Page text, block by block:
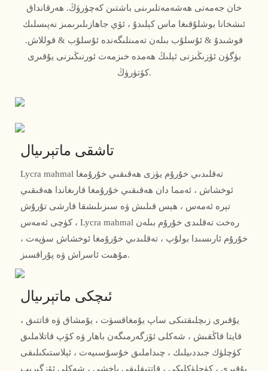
خان جەمەتى ھەشەمەتلىرىنى باشتىن كەچۈرۈڭ. ھەرقانداق
ئىشخانا بوشلۇقىغا ماس كېلىدۇ ، ئۆي جاھازىلىرىمىز نەپىسلىك
قوشىدۇ & ئۇسلۇب بىلەن تەمىنلىگەندە ئۇسلۇب & قوللاش.
بۈگۈن ئۆزىڭىزنى ئېلىڭ ھەمدە خىزمەت ئورنىڭىزنى يۇقىرى
كۆتۈرۈڭ.
تاشقى ماتېرىيال
Lycra mahmal تەقلىدىي خۇرۇم يۈزى ھەقىقىي خۇرۇمغا
ئوخشاش ، ئەمما دان ھەقىقىي خۇرۇمغا قارىغاندا ھەقىقىي
تېرە ئەمەس ، ھېس قىلىش ۋە سىزىلىشقا قارشى تۇرۇش
كۈچى ئەمەس ، Lycra mahmal رەخت تەقلىدى خۇرۇم بىلەن
خۇرۇم ئارىسىدا بولۇپ ، تەقلىدىي خۇرۇمغا ئوخشاش سۈپەت ،
مۇھىت ئاسراش ۋە پۇراقسىز.
ئىچكى ماتېرىيال
يۇقىرى زىچلىقتىكى ساپ يۇمغاقسۈت ، يۇمشاق ۋە قاتتىق ،
قايتا قاڭقىش ، شەكلى ئۆزگەرمىگەن باھار ۋە كۆپ قاتلاملىق
كۈچلۈك جىددىيلىك ، چىداملىق خۇسۇسىيەت ، ئېلاستىكىلىقى
يۇقىرى ، كۈچلۈكلىكى ، قاتتىقلىقى ياخشى ، شەكلى ئۆزگىرىپ